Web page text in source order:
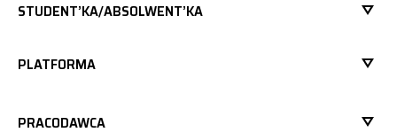
STUDENT’KA/ABSOLWENT’KA
PLATFORMA
PRACODAWCA